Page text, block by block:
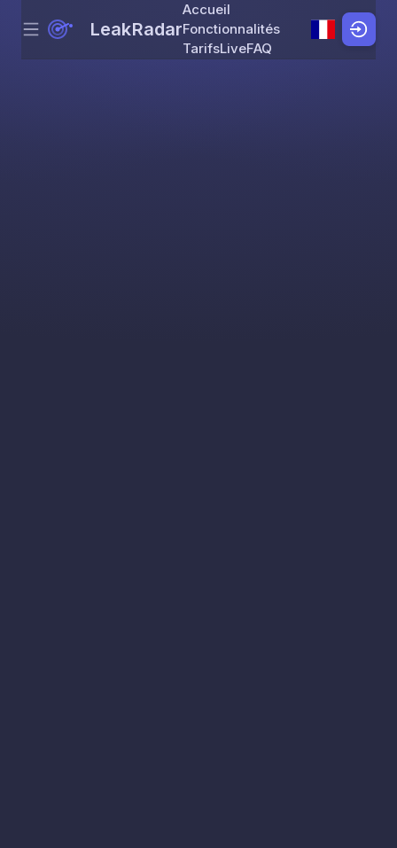
Skip to content
Menu LeakRadar
Accueil
Fonctionnalités
TarifsLiveFAQ